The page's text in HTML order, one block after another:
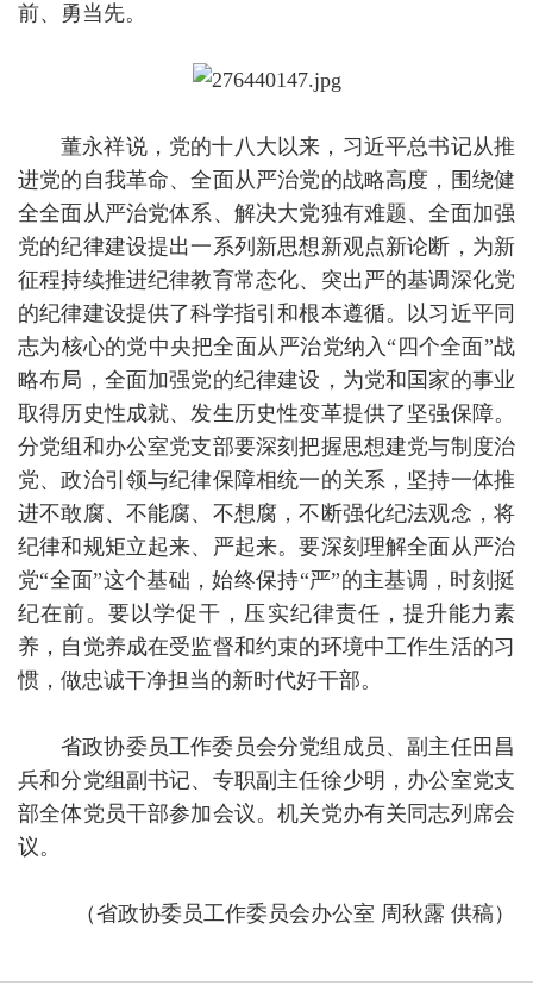
前、勇当先。
董永祥说，党的十八大以来，习近平总书记从推
进党的自我革命、全面从严治党的战略高度，围绕健
全全面从严治党体系、解决大党独有难题、全面加强
党的纪律建设提出一系列新思想新观点新论断，为新
征程持续推进纪律教育常态化、突出严的基调深化党
的纪律建设提供了科学指引和根本遵循。以习近平同
志为核心的党中央把全面从严治党纳入“四个全面”战
略布局，全面加强党的纪律建设，为党和国家的事业
取得历史性成就、发生历史性变革提供了坚强保障。
分党组和办公室党支部要深刻把握思想建党与制度治
党、政治引领与纪律保障相统一的关系，坚持一体推
进不敢腐、不能腐、不想腐，不断强化纪法观念，将
纪律和规矩立起来、严起来。要深刻理解全面从严治
党“全面”这个基础，始终保持“严”的主基调，时刻挺
纪在前。要以学促干，压实纪律责任，提升能力素
养，自觉养成在受监督和约束的环境中工作生活的习
惯，做忠诚干净担当的新时代好干部。
省政协委员工作委员会分党组成员、副主任田昌
兵和分党组副书记、专职副主任徐少明，办公室党支
部全体党员干部参加会议。机关党办有关同志列席会
议。
（省政协委员工作委员会办公室 周秋露 供稿）